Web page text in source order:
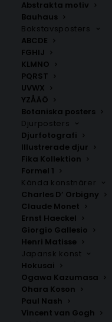
Abstrakta motiv
Bauhaus
Bokstavsposters
ABCDE
FGHIJ
KLMNO
PQRST
UVWX
YZÅÄÖ
Botaniska posters
Djurposters
Djurfotografi
Illustrerade djur
Fika Kollektion
Formel 1
Kända konstnärer
Charles D’ Orbigny
Claude Monet
Ernst Haeckel
Giorgio Gallesio
Henri Matisse
Japansk konst
Hokusai
Ogawa Kazumasa
Ohara Koson
Paul Nash
Vincent van Gogh
Åkern
Fr. 200.00